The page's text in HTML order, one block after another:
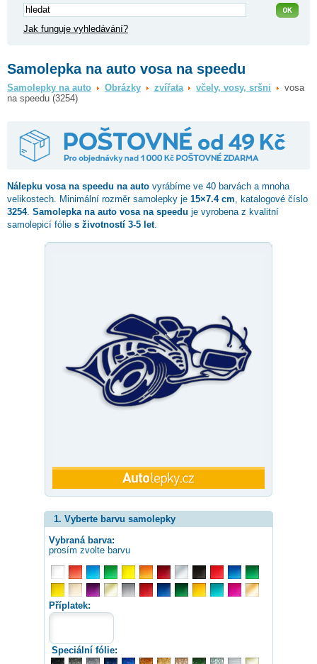
Jak funguje vyhledávání?
Samolepka na auto vosa na speedu
Samolepky na auto Obrázky zvířata včely, vosy, sršni
vosa
na speedu (3254)
Nálepku vosa na speedu na auto vyrábíme ve 40 barvách a mnoha
velikostech. Minimální rozměr samolepky je 15×7.4 cm , katalogové číslo
3254. Samolepka na auto vosa na speedu je vyrobena z kvalitní
samolepicí fólie s životností 3-5 let.
1. Vyberte barvu samolepky
Vybraná barva:
prosím zvolte barvu
Příplatek:
Speciální fólie: